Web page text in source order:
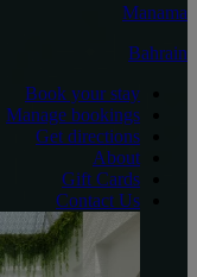
Manama
Bahrain
Book your stay
Manage bookings
Get directions
About
Gift Cards
Contact Us